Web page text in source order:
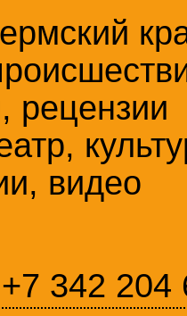
рецензии
видео
+7 342 204